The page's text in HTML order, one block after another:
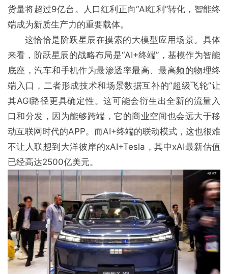
货量将超过9亿台。人口红利正向“AI红利”转化，智能终
端成为新质生产力的重要载体。
这恰恰是阶跃星辰在摸索的大模型应用场景。具体
来看，阶跃星⾠的战略布局是“AI+终端”，基模作为智能
底座，汽⻋和⼿机作为最渗透率最高、最⾼频的物理终
端⼊⼝，⼆者形成技术和场景数据互补的“超级⻜轮”让
其AGI路径更具确定性。这可能会衍生出全新的流量入
口和分发，因为能够跨端，它的商业空间也会远大于移
动互联网时代的APP。而AI+终端的联动模式，这也很难
不让人联想到大洋彼岸的xAI+Tesla，其中xAI最新估值
已经高达2500亿美元。